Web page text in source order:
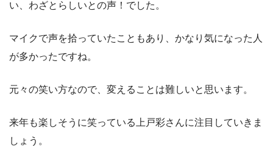
い、わざとらしいとの声！でした。
マイクで声を拾っていたこともあり、かなり気になった人
が多かったですね。
元々の笑い方なので、変えることは難しいと思います。
来年も楽しそうに笑っている上戸彩さんに注目していきま
しょう。